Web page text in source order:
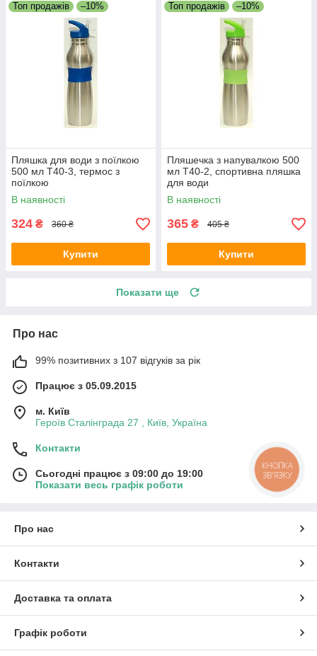
Топ продажів –10%
Пляшка для води з поїлкою
500 мл T40-3, термос з
поїлкою
В наявності
324 ₴ 360 ₴
Купити
Топ продажів –10%
Пляшечка з напувалкою 500
мл T40-2, спортивна пляшка
для води
В наявності
365 ₴ 405 ₴
Купити
Показати ще
Про нас
99% позитивних з 107 відгуків за рік
Працює з 05.09.2015
м. Київ
Героїв Сталінграда 27 , Київ, Україна
Контакти
Сьогодні працює з 09:00 до 19:00
Показати весь графік роботи
Про нас
Контакти
Доставка та оплата
Графік роботи
КНОПКА
ЗВ'ЯЗКУ